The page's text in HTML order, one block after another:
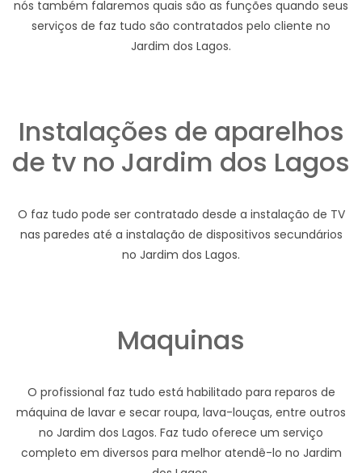
nós também falaremos quais são as funções quando seus
serviços de faz tudo são contratados pelo cliente no
Jardim dos Lagos.
Instalações de aparelhos
de tv no Jardim dos Lagos
O faz tudo pode ser contratado desde a instalação de TV
nas paredes até a instalação de dispositivos secundários
no Jardim dos Lagos.
Maquinas
O profissional faz tudo está habilitado para reparos de
máquina de lavar e secar roupa, lava-louças, entre outros
no Jardim dos Lagos. Faz tudo oferece um serviço
completo em diversos para melhor atendê-lo no Jardim